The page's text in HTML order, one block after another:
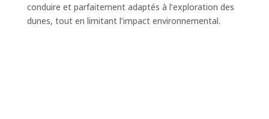
conduire et parfaitement adaptés à l’exploration des
dunes, tout en limitant l’impact environnemental.